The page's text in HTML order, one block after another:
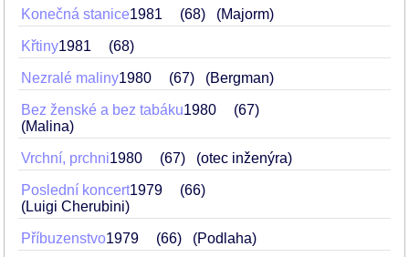
Konečná stanice1981 68 (Majorm)
Křtiny1981 68
Nezralé maliny1980 67 (Bergman)
Bez ženské a bez tabáku1980
67
(Malina)
Vrchní, prchni1980 67 (otec inženýra)
Poslední koncert1979
66
(Luigi Cherubini)
Příbuzenstvo1979 66 (Podlaha)